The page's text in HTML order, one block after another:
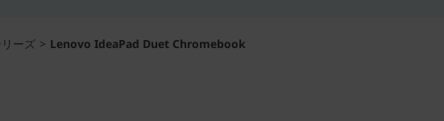
ーズ > Lenovo IdeaPad Duet Chromebook